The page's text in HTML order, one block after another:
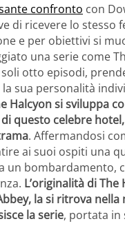
confronto con
di ricevere lo stesso
e per obiettivi si
una serie come
otto episodi,
sua personalità
Halcyon si sviluppa
questo celebre
. Affermandosi
ai suoi ospiti una
un bombardamento,
L’originalità di The
la si ritrova nella
la serie, portata in